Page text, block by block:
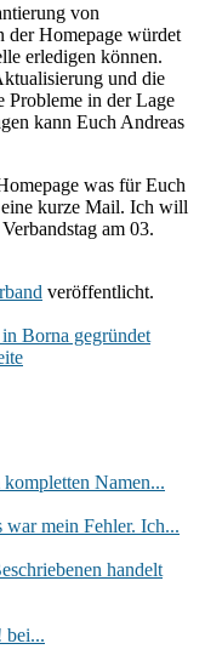
von
der Homepage würdet
erledigen können.
und die
Probleme in der Lage
kann Euch Andreas
was für Euch
eine kurze Mail. Ich will
am 03.
veröffentlicht.
Borna gegründet
Namen...
war mein Fehler. Ich...
handelt
bei...